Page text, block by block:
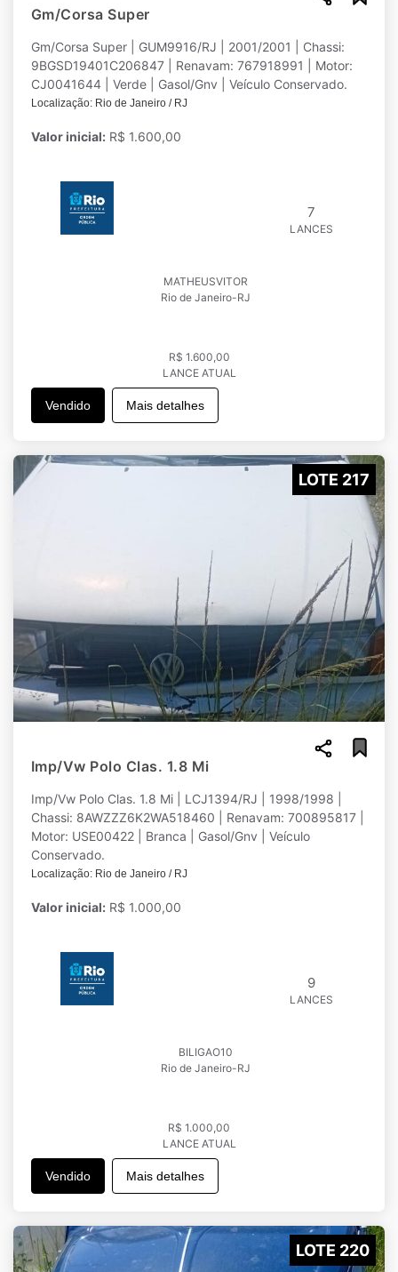
Gm/Corsa Super
Gm/Corsa Super | GUM9916/RJ | 2001/2001 | Chassi:
9BGSD19401C206847 | Renavam: 767918991 | Motor:
CJ0041644 | Verde | Gasol/Gnv | Veículo Conservado.
Localização: Rio de Janeiro / RJ
Valor inicial: R$ 1.600,00
7
LANCES
MATHEUSVITOR
Rio de Janeiro-RJ
R$ 1.600,00
LANCE ATUAL
Vendido Mais detalhes
LOTE 217
Imp/Vw Polo Clas. 1.8 Mi
Imp/Vw Polo Clas. 1.8 Mi | LCJ1394/RJ | 1998/1998 |
Chassi: 8AWZZZ6K2WA518460 | Renavam: 700895817 |
Motor: USE00422 | Branca | Gasol/Gnv | Veículo
Conservado.
Localização: Rio de Janeiro / RJ
Valor inicial: R$ 1.000,00
9
LANCES
BILIGAO10
Rio de Janeiro-RJ
R$ 1.000,00
LANCE ATUAL
Vendido Mais detalhes
LOTE 220